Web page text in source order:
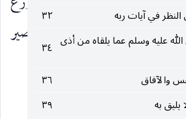
في آيات ربه
٣٢
عليه وسلم عما يلقاه من أذى ٣٤
والآفاق
٣٦
يليق به
٣٩
، وبعد قليل تراه يجف ويصير
زواله ، وأيسر تقضيه!.
الإيضاح